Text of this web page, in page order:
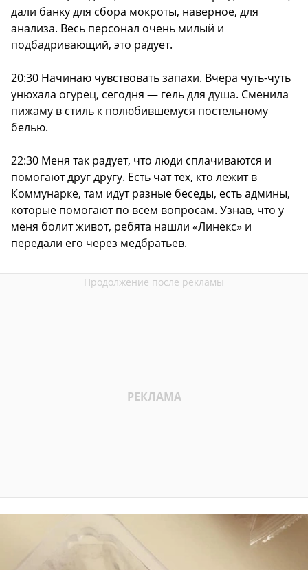
дали банку для сбора мокроты, наверное, для
анализа. Весь персонал очень милый и
подбадривающий, это радует.
20:30 Начинаю чувствовать запахи. Вчера чуть-чуть
унюхала огурец, сегодня — гель для душа. Сменила
пижаму в стиль к полюбившемуся постельному
белью.
22:30 Меня так радует, что люди сплачиваются и
помогают друг другу. Есть чат тех, кто лежит в
Коммунарке, там идут разные беседы, есть админы,
которые помогают по всем вопросам. Узнав, что у
меня болит живот, ребята нашли «Линекс» и
передали его через медбратьев.